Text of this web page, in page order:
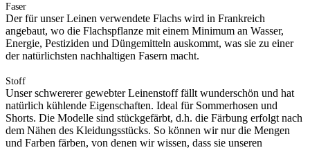
Faser
Der für unser Leinen verwendete Flachs wird in Frankreich
angebaut, wo die Flachspflanze mit einem Minimum an Wasser,
Energie, Pestiziden und Düngemitteln auskommt, was sie zu einer
der natürlichsten nachhaltigen Fasern macht.
Stoff
Unser schwererer gewebter Leinenstoff fällt wunderschön und hat
natürlich kühlende Eigenschaften. Ideal für Sommerhosen und
Shorts. Die Modelle sind stückgefärbt, d.h. die Färbung erfolgt nach
dem Nähen des Kleidungsstücks. So können wir nur die Mengen
und Farben färben, von denen wir wissen, dass sie unseren